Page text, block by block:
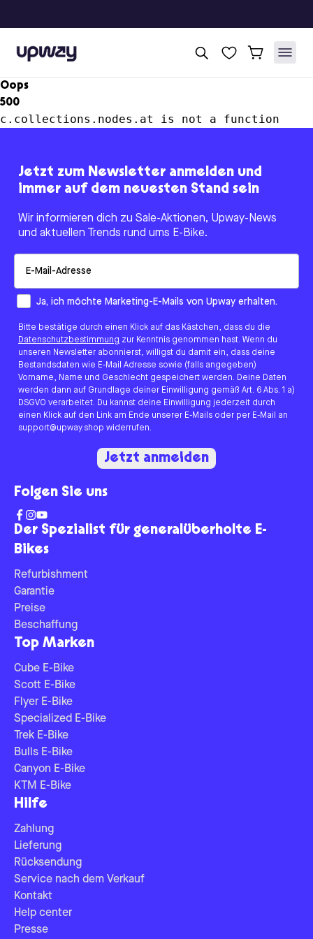
Upway
Oops
500
c.collections.nodes.at is not a function
Der Spezialist für generalüberholte E-
Bikes
Refurbishment
Garantie
Preise
Beschaffung
Top Marken
Cube E-Bike
Scott E-Bike
Flyer E-Bike
Specialized E-Bike
Trek E-Bike
Bulls E-Bike
Canyon E-Bike
KTM E-Bike
Hilfe
Zahlung
Lieferung
Rücksendung
Service nach dem Verkauf
Kontakt
Help center
Presse
Jetzt zum Newsletter anmelden und
immer auf dem neuesten Stand sein
Wir informieren dich zu Sale-Aktionen, Upway-News
und aktuellen Trends rund ums E-Bike.
How would you like to hear from us?
Ja, ich möchte Marketing-E-Mails von Upway erhalten.
Bitte bestätige durch einen Klick auf das Kästchen, dass du die
Datenschutzbestimmung zur Kenntnis genommen hast. Wenn du
unseren Newsletter abonnierst, willigst du damit ein, dass deine
Bestandsdaten wie E-Mail Adresse sowie (falls angegeben)
Vorname, Name und Geschlecht gespeichert werden. Deine Daten
werden dann auf Grundlage deiner Einwilligung gemäß Art. 6 Abs. 1 a)
DSGVO verarbeitet. Du kannst deine Einwilligung jederzeit durch
einen Klick auf den Link am Ende unserer E-Mails oder per E-Mail an
support@upway.shop widerrufen.
Jetzt anmelden
Folgen Sie uns